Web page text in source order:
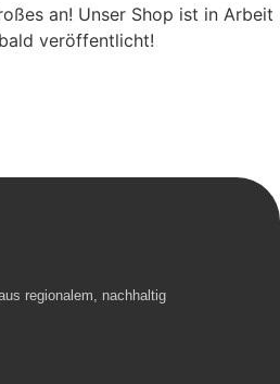
an! Unser Shop ist in Arbeit
veröffentlicht!
regionalem, nachhaltig